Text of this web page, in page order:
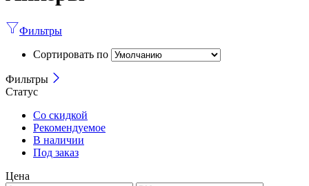
Фильтры
Сортировать по
Фильтры
Статус
Со скидкой
Рекомендуемое
В наличии
Под заказ
Цена